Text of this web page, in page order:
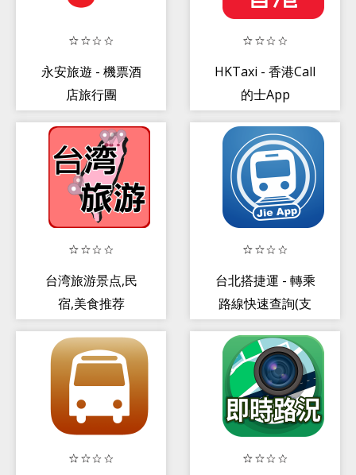
永安旅遊 - 機票酒
店旅行團
HKTaxi - 香港Call
的士App
台湾旅游景点,民
宿,美食推荐
台北搭捷運 - 轉乘
路線快速查詢(支
淡海輕軌)